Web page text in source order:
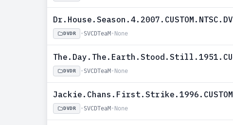
DVDR • SVCDTeaM • None
DVDR • SVCDTeaM • None
DVDR • SVCDTeaM • None